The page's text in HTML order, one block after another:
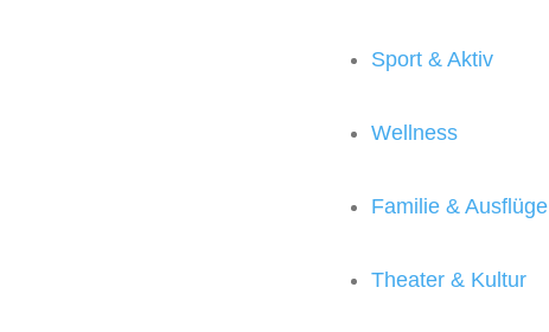
Sport & Aktiv
Wellness
Familie & Ausflüge
Theater & Kultur